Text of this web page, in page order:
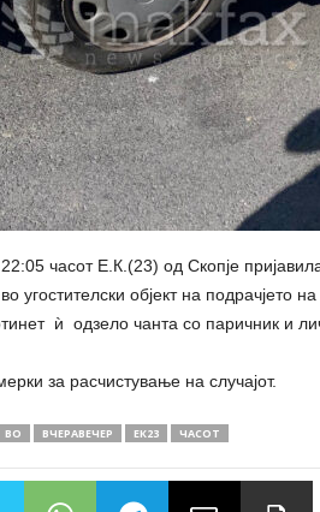
часот Е.К.(23) од Скопје
угостителски објект на подрачјето
ѝ одзело чанта со паричник и
за расчистување на случајот.
ВО ВЧЕРАВЕЧЕР ЕК23 ЧАСОТ